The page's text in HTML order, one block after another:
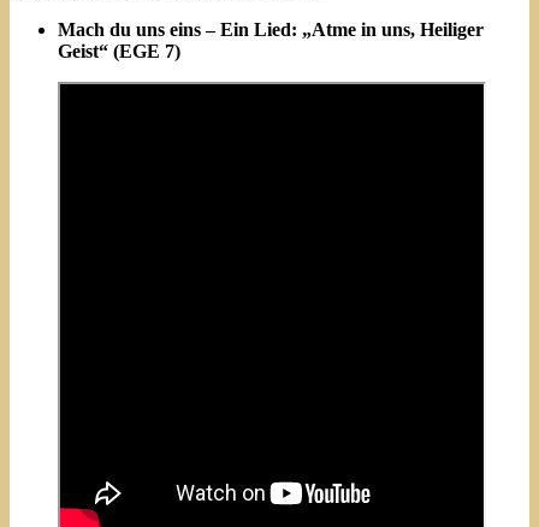
Mach du uns eins – Ein Lied: „Atme in uns, Heiliger
Geist“ (EGE 7)